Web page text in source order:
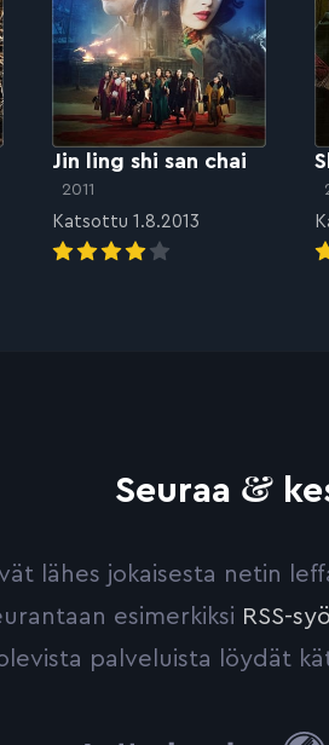
Jin ling shi san chai
2011
Katsottu 1.8.2013
Seuraa &
lähes jokaisesta netin
esimerkiksi RSS-
palveluista löydät